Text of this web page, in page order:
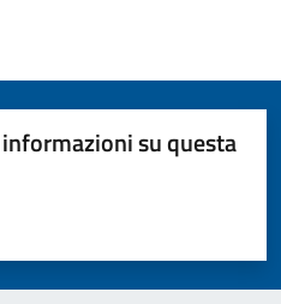
su questa
su 5
5